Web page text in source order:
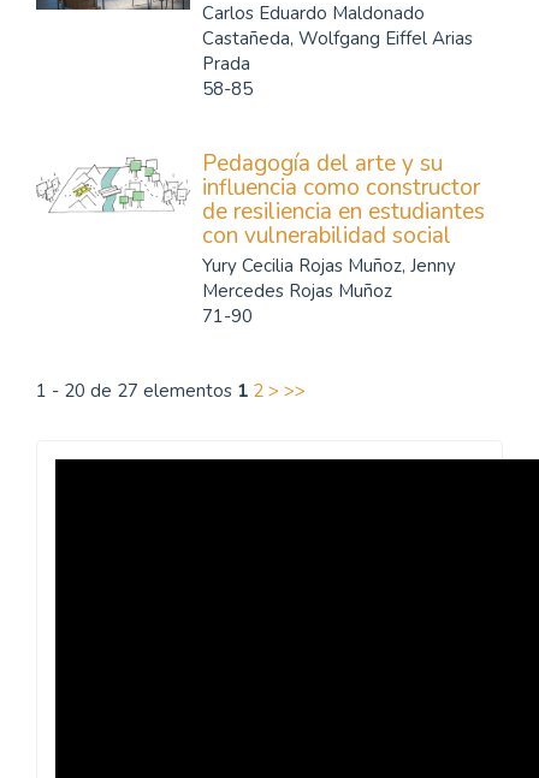
Carlos Eduardo Maldonado
Castañeda, Wolfgang Eiffel Arias
Prada
58-85
Pedagogía del arte y su
influencia como constructor
de resiliencia en estudiantes
con vulnerabilidad social
Yury Cecilia Rojas Muñoz, Jenny
Mercedes Rojas Muñoz
71-90
1 - 20 de 27 elementos 1 2 > >>
Revista